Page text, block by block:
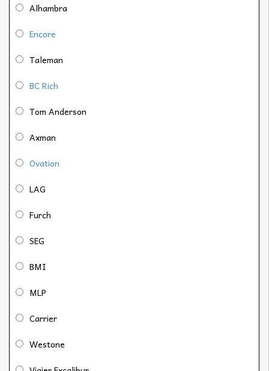
Alhambra
Encore
Taleman
BC Rich
Tom Anderson
Axman
Ovation
LAG
Furch
SEG
BMI
MLP
Carrier
Westone